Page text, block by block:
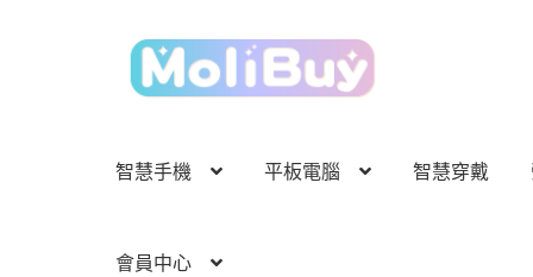
跳
至
列
跳
至
內
智慧手機 平板電腦 智慧穿戴
會員中心